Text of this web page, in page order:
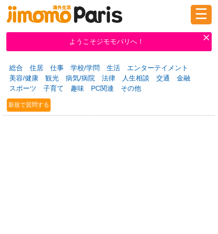
ログイン 新規登録
掲示板 タウン情報 教えて！
ニュース
☰
ようこそジモモパリへ！
総合 住居 仕事 学校/学問 生活
エンターテイメント
美容/健康
観光 病気/病院 法律 人生相談 交通
金融
スポーツ
子育て 趣味 PC関連 その他
新規で質問する